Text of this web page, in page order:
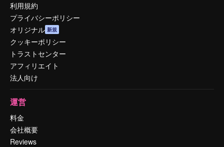
利用規約
プライバシーポリシー
オリジナル 新規
クッキーポリシー
トラストセンター
アフィリエイト
法人向け
運営
料金
会社概要
Reviews